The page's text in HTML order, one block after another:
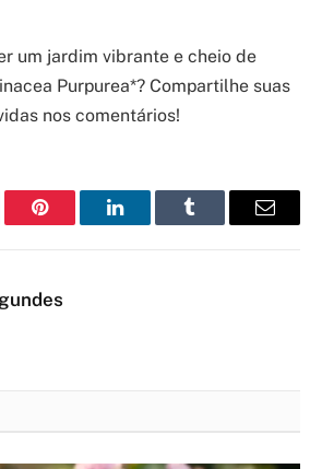
um jardim vibrante e cheio de
Purpurea*? Compartilhe suas
nos comentários!
Pinterest LinkedInTumblr Email